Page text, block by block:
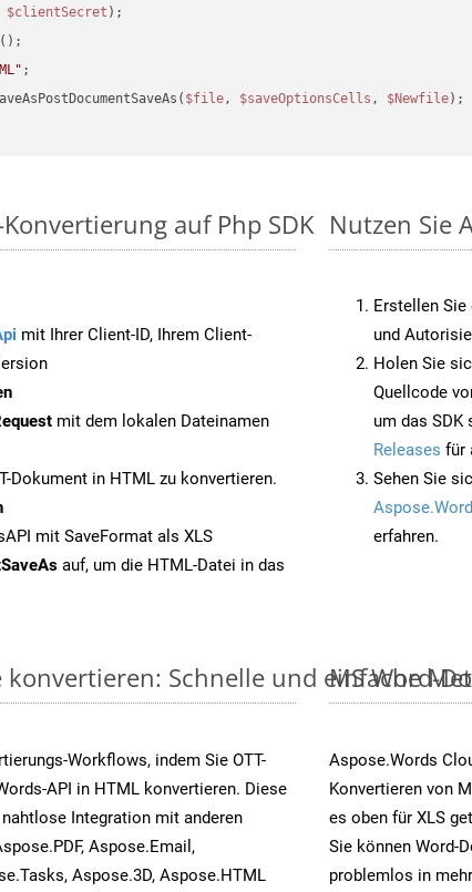
$clientSecret
$file, $saveOptionsCells , $Newfile);
Konvertierung auf Php SDK
mit Ihrer Client-ID, Ihrem Client-
mit dem lokalen Dateinamen
Dokument in HTML zu konvertieren.
mit SaveFormat als XLS
auf, um die HTML-Datei in das
Nutzen Sie
Erstellen
und
Holen Sie
Quellcode
um das SDK
Releases für
Sehen Sie
erfahren.
konvertieren: Schnelle und einfache
Workflows, indem Sie OTT-
API in HTML konvertieren. Diese
Integration mit anderen
Aspose.Email,
Aspose.3D, Aspose.HTML
MS Word-
Aspose.Words
Konvertieren von
es oben für XLS
Sie können Word-
problemlos in